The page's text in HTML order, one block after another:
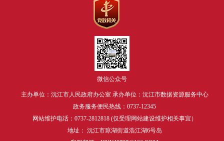
微信公众号
主办单位：沅江市人民政府办公室 承办单位：沅江市数据资源服务中心
政务服务便民热线：0737-12345
网站维护电话：0737-2812818 (仅受理网站建设维护相关事宜）
地址： 沅江市琼湖街道浩江湖6号岛